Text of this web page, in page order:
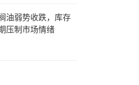
油弱势收跌，库存
压制市场情绪